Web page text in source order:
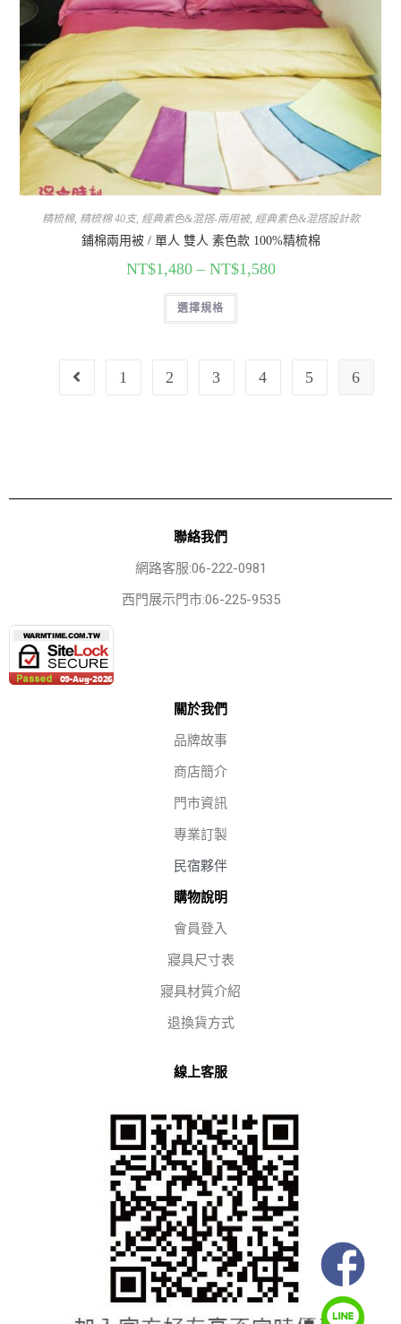
精梳棉, 精梳棉 40支, 經典素色&混搭-兩用被, 經典素色&混搭設計款
鋪棉兩用被 / 單人 雙人 素色款 100%精梳棉
NT$1,480– NT$1,580
選擇規格
1 2 3 4 5 6
聯絡我們
網路客服:06-222-0981
西門展示門市:06-225-9535
關於我們
品牌故事
商店簡介
門市資訊
專業訂製
民宿夥伴
購物說明
會員登入
寢具尺寸表
寢具材質介紹
退換貨方式
線上客服